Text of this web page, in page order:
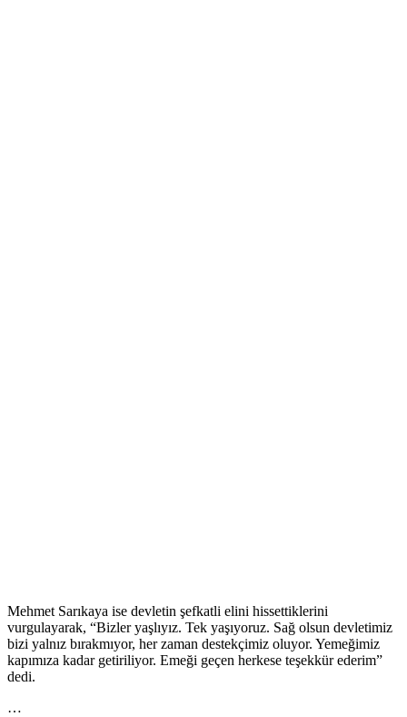
Mehmet Sarıkaya ise devletin şefkatli elini hissettiklerini
vurgulayarak, “Bizler yaşlıyız. Tek yaşıyoruz. Sağ olsun devletimiz
bizi yalnız bırakmıyor, her zaman destekçimiz oluyor. Yemeğimiz
kapımıza kadar getiriliyor. Emeği geçen herkese teşekkür ederim”
dedi.
…